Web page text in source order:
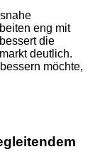
eng mit
die
deutlich.
möchte,